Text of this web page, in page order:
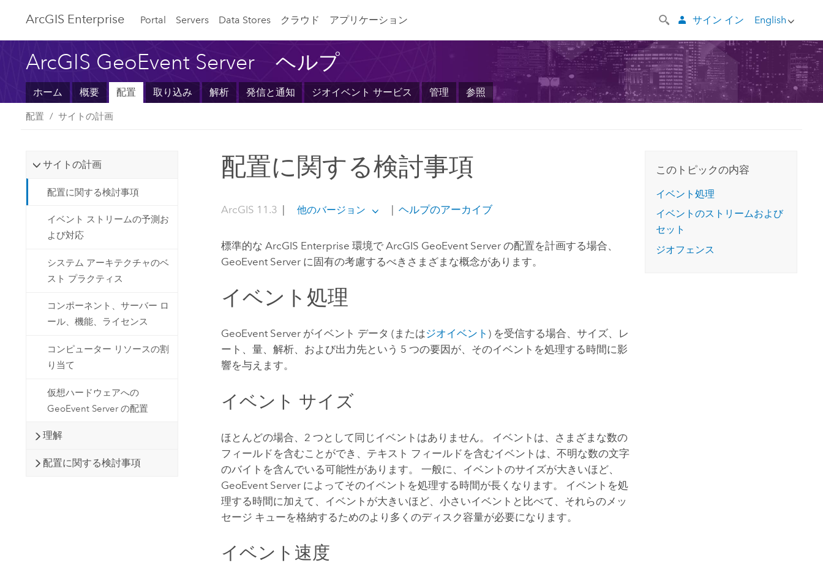
ArcGIS Enterprise Portal Servers Data Stores クラウド アプリケーション English
サイン イン
ArcGIS GeoEvent Server ヘルプ
ホーム 概要 配置 取り込み 解析 発信と通知 ジオイベント サービス 管理 参照
配置 サイトの計画
サイトの計画
配置に関する検討事項
イベント ストリームの予測お
よび対応
システム アーキテクチャのベ
スト プラクティス
コンポーネント、サーバー ロ
ール、機能、ライセンス
コンピューター リソースの割
り当て
仮想ハードウェアへの
GeoEvent Server の配置
理解
配置に関する検討事項
配置に関する検討事項
ArcGIS 11.3 | 他のバージョン | ヘルプのアーカイブ
標準的なArcGIS Enterprise 環境でArcGIS GeoEvent Server の配置を計画する場合、
GeoEvent Server に固有の考慮するべきさまざまな概念があります。
イベント処理
GeoEvent Server がイベント データ (またはジオイベント ) を受信する場合、サイズ、レ
ート、量、解析、および出力先という 5 つの要因が、そのイベントを処理する時間に影
響を与えます。
イベント サイズ
ほとんどの場合、2 つとして同じイベントはありません。 イベントは、さまざまな数の
フィールドを含むことができ、テキスト フィールドを含むイベントは、不明な数の文字
のバイトを含んでいる可能性があります。 一般に、イベントのサイズが大きいほど、
GeoEvent Server によってそのイベントを処理する時間が長くなります。 イベントを処
理する時間に加えて、イベントが大きいほど、小さいイベントと比べて、それらのメッ
セージ キューを格納するためのより多くのディスク容量が必要になります。
イベント速度
このトピックの内容
イベント処理
イベントのストリームおよび
セット
ジオフェンス